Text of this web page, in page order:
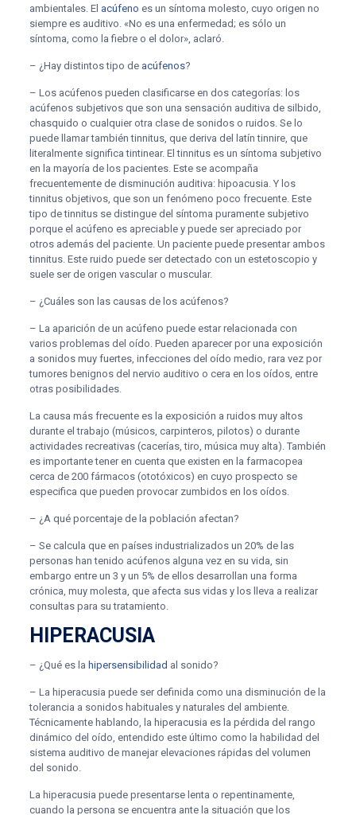
ambientales. El acúfeno es un síntoma molesto, cuyo origen no
siempre es auditivo. «No es una enfermedad; es sólo un
síntoma, como la fiebre o el dolor», aclaró.
– ¿Hay distintos tipo de acúfenos?
– Los acúfenos pueden clasificarse en dos categorías: los
acúfenos subjetivos que son una sensación auditiva de silbido,
chasquido o cualquier otra clase de sonidos o ruidos. Se lo
puede llamar también tinnitus, que deriva del latín tinnire, que
literalmente significa tintinear. El tinnitus es un síntoma subjetivo
en la mayoría de los pacientes. Este se acompaña
frecuentemente de disminución auditiva: hipoacusia. Y los
tinnitus objetivos, que son un fenómeno poco frecuente. Este
tipo de tinnitus se distingue del síntoma puramente subjetivo
porque el acúfeno es apreciable y puede ser apreciado por
otros además del paciente. Un paciente puede presentar ambos
tinnitus. Este ruido puede ser detectado con un estetoscopio y
suele ser de origen vascular o muscular.
– ¿Cuáles son las causas de los acúfenos?
– La aparición de un acúfeno puede estar relacionada con
varios problemas del oído. Pueden aparecer por una exposición
a sonidos muy fuertes, infecciones del oído medio, rara vez por
tumores benignos del nervio auditivo o cera en los oídos, entre
otras posibilidades.
La causa más frecuente es la exposición a ruidos muy altos
durante el trabajo (músicos, carpinteros, pilotos) o durante
actividades recreativas (cacerías, tiro, música muy alta). También
es importante tener en cuenta que existen en la farmacopea
cerca de 200 fármacos (ototóxicos) en cuyo prospecto se
especifica que pueden provocar zumbidos en los oídos.
– ¿A qué porcentaje de la población afectan?
– Se calcula que en países industrializados un 20% de las
personas han tenido acúfenos alguna vez en su vida, sin
embargo entre un 3 y un 5% de ellos desarrollan una forma
crónica, muy molesta, que afecta sus vidas y los lleva a realizar
consultas para su tratamiento.
HIPERACUSIA
– ¿Qué es la hipersensibilidad al sonido?
– La hiperacusia puede ser definida como una disminución de la
tolerancia a sonidos habituales y naturales del ambiente.
Técnicamente hablando, la hiperacusia es la pérdida del rango
dinámico del oído, entendido este último como la habilidad del
sistema auditivo de manejar elevaciones rápidas del volumen
del sonido.
La hiperacusia puede presentarse lenta o repentinamente,
cuando la persona se encuentra ante la situación que los